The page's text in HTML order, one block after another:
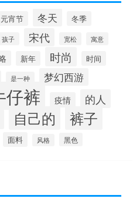
元宵节 冬天 冬季
孩子 宋代 宽松 寓意
新年 时尚 时间
是一种
梦幻西游
仔裤 疫情 的人
自己的 裤子
面料 风格 黑色